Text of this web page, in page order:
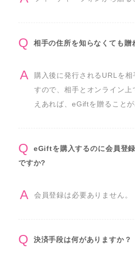
相手の住所を知らなくても贈
購入後に発行されるURLを
すので、相手とオンライン上
えあれば、eGiftを贈ることが
eGiftを購入するのに会員登
ですか?
会員登録は必要ありません。
決済手段は何がありますか？